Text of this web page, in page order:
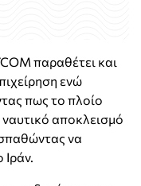
παραθέτει και
ενώ
πως το πλοίο
αποκλεισμό
να